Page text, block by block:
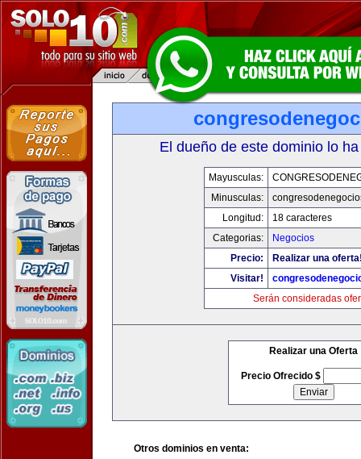
El dueño de este dominio lo
Mayusculas:
Minusculas:
Longitud:
18 caracteres
Categorias:
Negocios
Precio:
Realizar una
Visitar!
Serán consideradas
Realizar una Oferta
Precio Ofrecido $
Otros dominios en venta: